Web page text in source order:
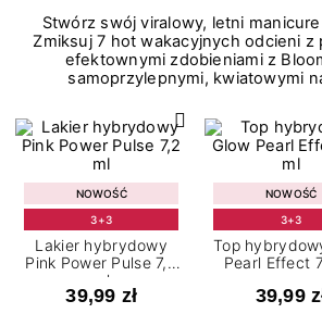
Stwórz swój viralowy, letni
Zmiksuj 7 hot wakacyjnych odcieni z
efektownymi zdobieniami z
samoprzylepnymi, kwiatowymi
NOWOŚĆ
3+3
Lakier hybrydowy
Pink Power Pulse 7,2
ml
39,99 zł
NOWOŚĆ
3+3
Top
Pearl Effect
39,99